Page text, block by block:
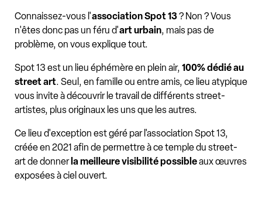
Connaissez-vous l'association Spot 13? Non ? Vous
n'êtes donc pas un féru d'art urbain, mais pas de
problème, on vous explique tout.
Spot 13 est un lieu éphémère en plein air, 100% dédié au
street art. Seul, en famille ou entre amis, ce lieu atypique
vous invite à découvrir le travail de différents street-
artistes, plus originaux les uns que les autres.
Ce lieu d'exception est géré par l'association Spot 13,
créée en 2021 afin de permettre à ce temple du street-
art de donner la meilleure visibilité possibleaux œuvres
exposées à ciel ouvert.